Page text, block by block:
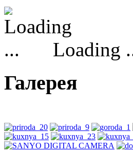
Loading
Галерея